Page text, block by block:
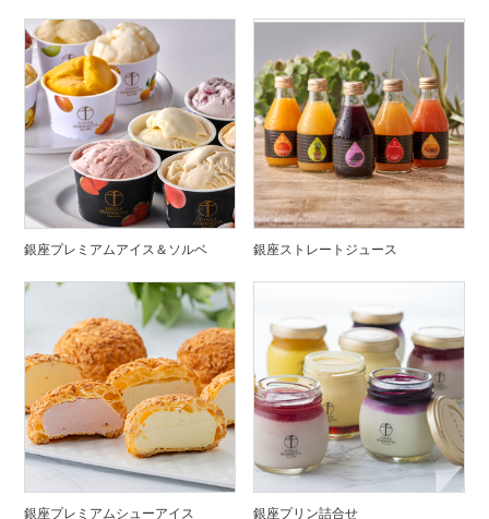
銀座プレミアムアイス＆ソルベ 銀座ストレートジュース
銀座プレミアムシューアイス 銀座プリン詰合せ